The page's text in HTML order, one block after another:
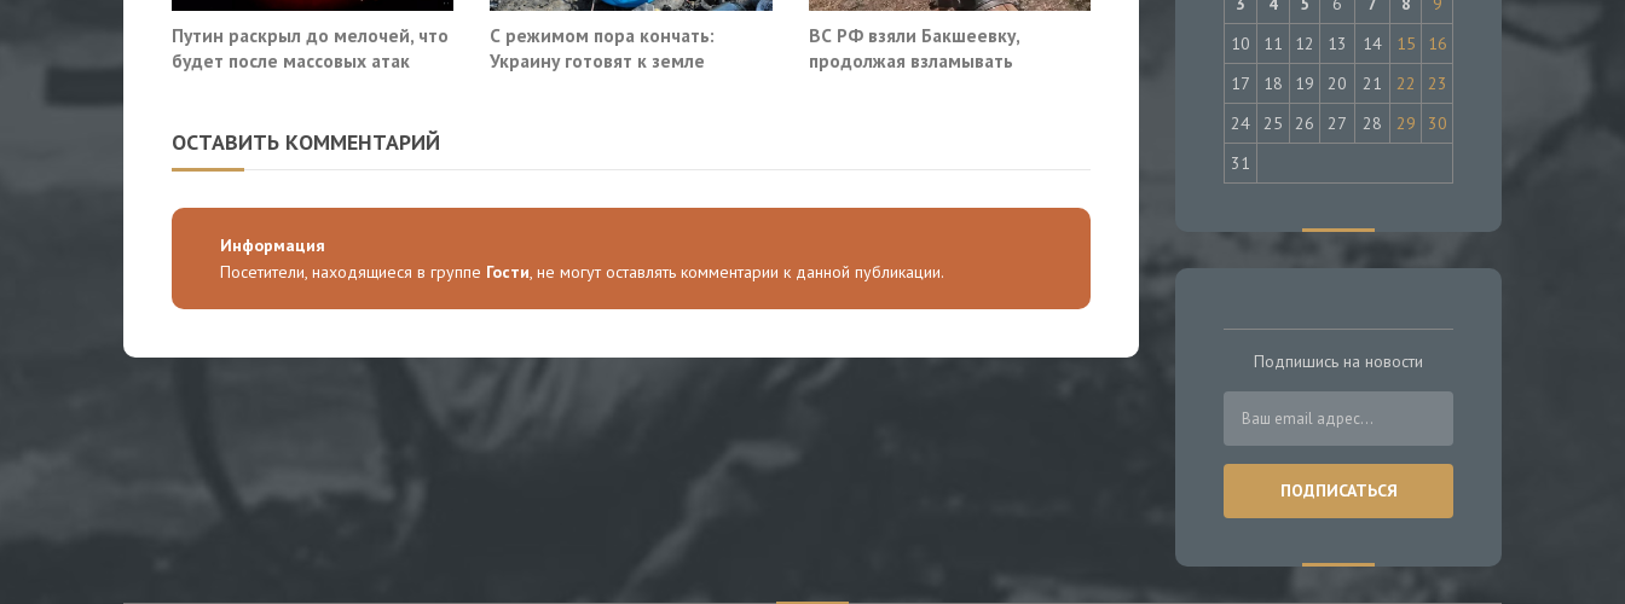
Путин раскрыл до мелочей, что
будет после массовых атак
С режимом пора кончать:
Украину готовят к земле
ВС РФ взяли Бакшеевку,
продолжая взламывать
ОСТАВИТЬ КОММЕНТАРИЙ
Информация
Посетители, находящиеся в группе Гости, не могут оставлять комментарии к данной публикации.
10
11 12 13 14 15
16
17
18 19 20 21 22
23
24
25 26 27 28 29
30
31
Подпишись на новости